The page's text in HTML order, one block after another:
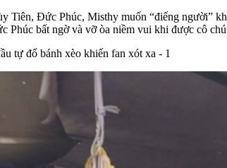
Tiên, Đức Phúc, Misthy muốn “điếng người”
bất ngờ và vỡ òa niềm vui khi được cô